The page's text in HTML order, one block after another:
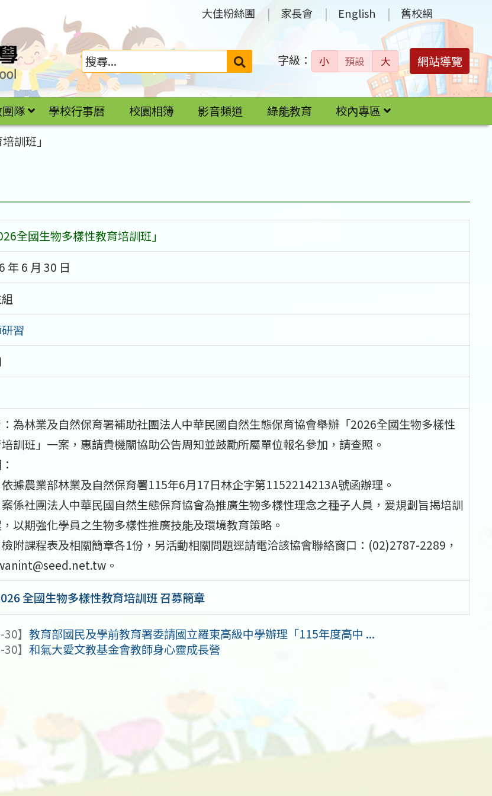
大佳粉絲團 家長會 English 舊校網
搜
字級： 小 預設 大 網站導覽
隊 學校行事曆 校園相簿 影音頻道 綠能教育
校內專區
訓班」
全國生物多樣性教育培訓班」
年 6 月 30 日
習
為林業及自然保育署補助社團法人中華民國自然生態保育協會舉辦「2026全國生物多樣性
訓班」一案，惠請貴機關協助公告周知並鼓勵所屬單位報名參加，請查照。
據農業部林業及自然保育署115年6月17日林企字第1152214213A號函辦理。
係社團法人中華民國自然生態保育協會為推廣生物多樣性理念之種子人員，爰規劃旨揭培訓
以期強化學員之生物多樣性推廣技能及環境教育策略。
附課程表及相關簡章各1份，另活動相關問題逕請電洽該協會聯絡窗口：(02)2787-2289，
。
全國生物多樣性教育培訓班 召募簡章
30】教育部國民及學前教育署委請國立羅東高級中學辦理「115年度高中 ...
30】和氣大愛文教基金會教師身心靈成長營